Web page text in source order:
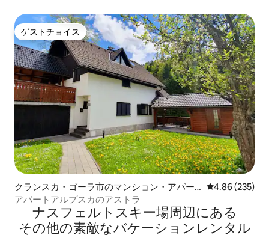
ゲストチョイス
ゲストチョイス
クランスカ・ゴーラ市のマンション・アパー
ト
レビュー235
4.86 (235)
アパートアルプスカのアストラ
ナスフェルトスキー場⁠周⁠辺⁠に⁠あ⁠る
そ⁠の⁠他⁠の素⁠敵⁠なバ⁠ケ⁠ー⁠シ⁠ョ⁠ン⁠レ⁠ン⁠タ⁠ル